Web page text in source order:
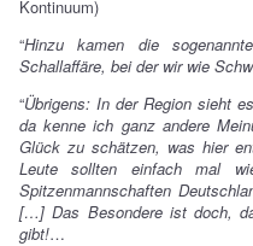
Kontinuum)
“Hinzu kamen die
Schallaffäre, bei der wir wie
“Übrigens: In der Region sieht
da kenne ich ganz andere
Glück zu schätzen, was hier
Leute sollten einfach mal
Spitzenmannschaften
[…] Das Besondere ist doch,
gibt!…